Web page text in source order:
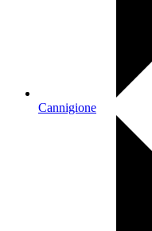
Cannigione